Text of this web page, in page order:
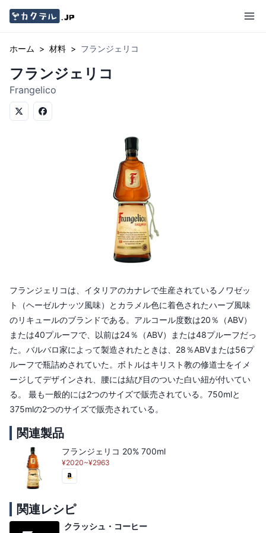
ホーム > 材料 > フランジェリコ
フランジェリコ
Frangelico
フランジェリコは、イタリアのカナレで生産されているノワゼッ
ト（ヘーゼルナッツ風味）とカラメル色に着色されたハーブ風味
のリキュールのブランドである。アルコール度数は20％（ABV）
または40プルーフで、以前は24％（ABV）または48プルーフだっ
た。バルバロ家によって製造されたときは、28％ABVまたは56プ
ルーフで瓶詰めされていた。ボトルはキリスト教の修道士をイメ
ージしてデザインされ、腰には結び目のついた白い紐が付いてい
る。 最も一般的には2つのサイズで販売されている。750mlと
375mlの2つのサイズで販売されている。
関連製品
フランジェリコ 20% 700ml
¥2020~¥2963
関連レシピ
クラッシュ・コーヒー